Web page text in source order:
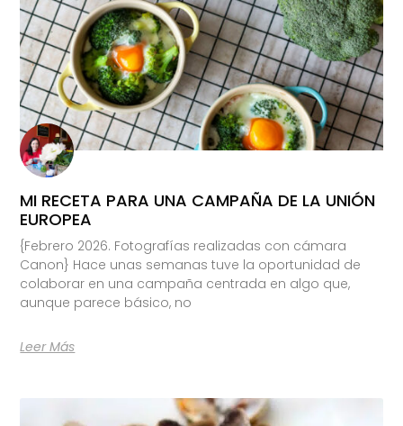
MI RECETA PARA UNA CAMPAÑA DE LA UNIÓN
EUROPEA
{Febrero 2026. Fotografías realizadas con cámara
Canon} Hace unas semanas tuve la oportunidad de
colaborar en una campaña centrada en algo que,
aunque parece básico, no
Leer Más